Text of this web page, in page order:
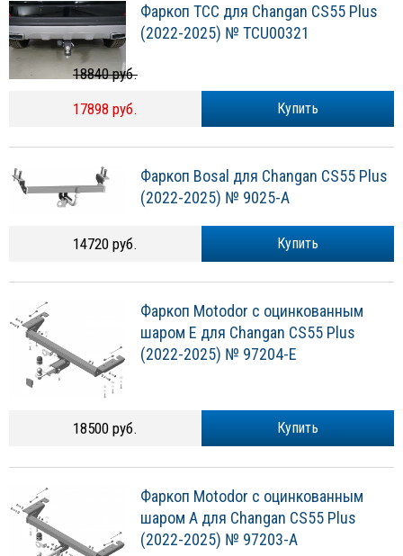
Фаркоп ТСС для Changan CS55 Plus
(2022-2025) № TCU00321
Купить
18840 руб.
17898 руб.
Фаркоп Bosal для Changan CS55 Plus
(2022-2025) № 9025-A
Купить
14720 руб.
Фаркоп Motodor с оцинкованным
шаром E для Changan CS55 Plus
(2022-2025) № 97204-E
Купить
18500 руб.
Фаркоп Motodor с оцинкованным
шаром A для Changan CS55 Plus
(2022-2025) № 97203-A